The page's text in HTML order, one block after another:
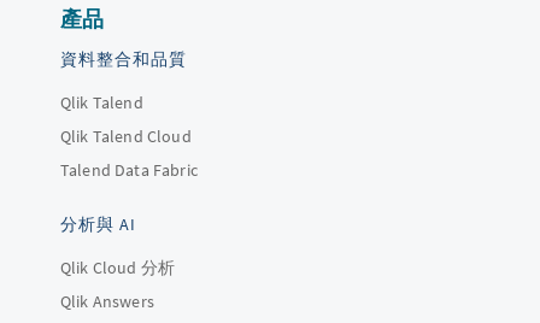
產品
資料整合和品質
Qlik Talend
Qlik Talend Cloud
Talend Data Fabric
分析與 AI
Qlik Cloud 分析
Qlik Answers